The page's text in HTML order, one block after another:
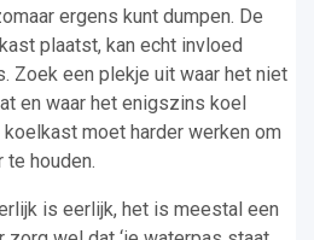
ergens kunt dumpen. De
plaatst, kan echt invloed
Zoek een plekje uit waar het niet
en waar het enigszins koel
moet harder werken om
te houden.
is eerlijk, het is meestal een